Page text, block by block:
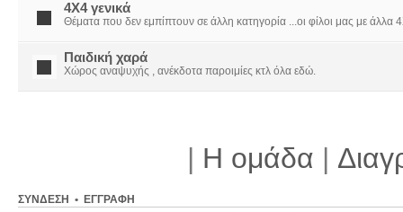
4X4 γενικά
Θέματα που δεν εμπίπτουν σε άλλη κατηγορία ...οι φίλοι μας με άλλα
Παιδική χαρά
Χώρος αναψυχής , ανέκδοτα παροιμίες κτλ όλα εδώ.
| Η ομάδα |
ΣΎΝΔΕΣΗ • ΕΓΓΡΑΦΉ